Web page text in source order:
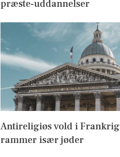
præste-uddannelser
Antireligiøs vold i Frankrig
rammer især jøder